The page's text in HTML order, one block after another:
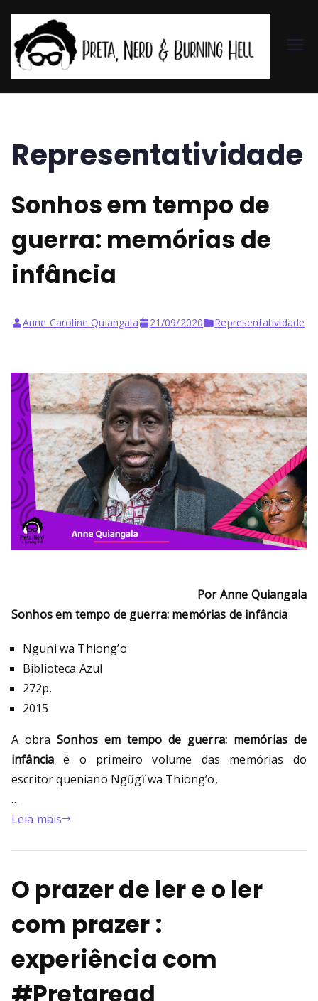
et
a,
N
d
Bu
ng
He
ll
Representatividade
Sonhos em tempo de
guerra: memórias de
infância
Anne Caroline Quiangala 21/09/2020 Representatividade
Por Anne Quiangala
Sonhos em tempo de guerra: memórias de infância
Nguni wa Thiong’o
Biblioteca Azul
272p.
2015
A obraSonhos em tempo de guerra: memórias de
infância é o primeiro volume das memórias do
escritor queniano Ngũgĩ wa Thiong’o,
…
Leia mais
O prazer de ler e o ler
com prazer :
experiência com
#Pretaread